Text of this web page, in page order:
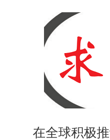
在全球积极推